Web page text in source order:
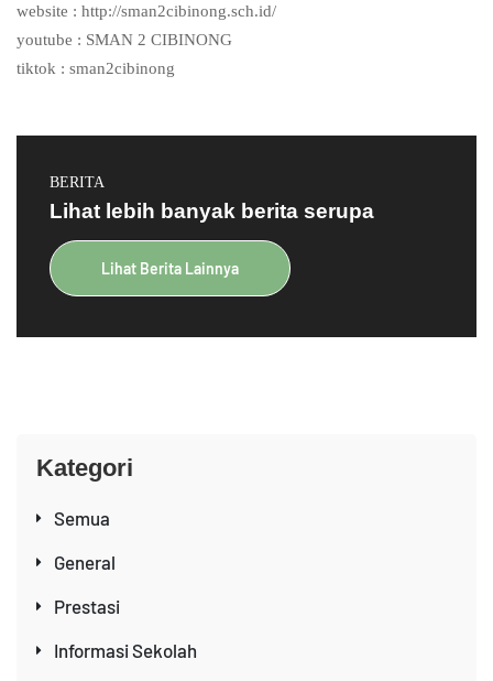
website : http://sman2cibinong.sch.id/
youtube : SMAN 2 CIBINONG
tiktok : sman2cibinong
BERITA
Lihat lebih banyak berita serupa
Lihat Berita Lainnya
Kategori
Semua
General
Prestasi
Informasi Sekolah